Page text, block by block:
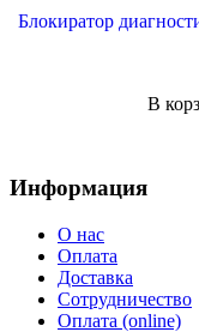
Блокиратор
В
Информация
О нас
Оплата
Доставка
Сотрудничество
Оплата (online)